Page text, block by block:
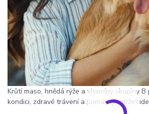
Krůtí maso, hnědá rýže a vitamíny skupiny
kondici, zdravé trávení a pomáhají udržet